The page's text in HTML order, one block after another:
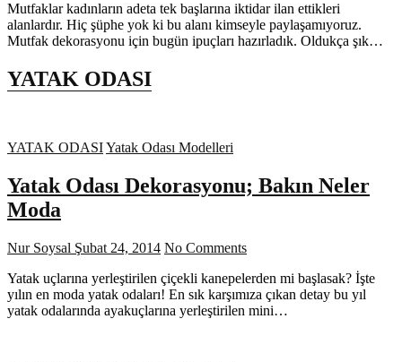
Mutfaklar kadınların adeta tek başlarına iktidar ilan ettikleri
alanlardır. Hiç şüphe yok ki bu alanı kimseyle paylaşamıyoruz.
Mutfak dekorasyonu için bugün ipuçları hazırladık. Oldukça şık…
YATAK ODASI
YATAK ODASIYatak Odası Modelleri
Yatak Odası Dekorasyonu; Bakın Neler
Moda
Nur Soysal Şubat 24, 2014 No Comments
Yatak uçlarına yerleştirilen çiçekli kanepelerden mi başlasak? İşte
yılın en moda yatak odaları! En sık karşımıza çıkan detay bu yıl
yatak odalarında ayakuçlarına yerleştirilen mini…